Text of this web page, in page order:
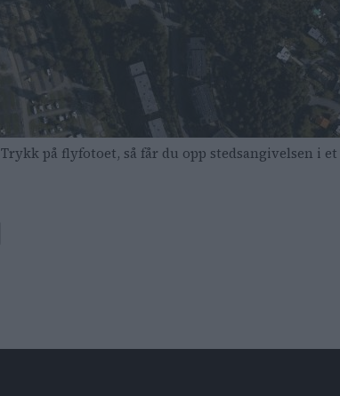
Trykk på flyfotoet, så får du opp stedsangivelsen i